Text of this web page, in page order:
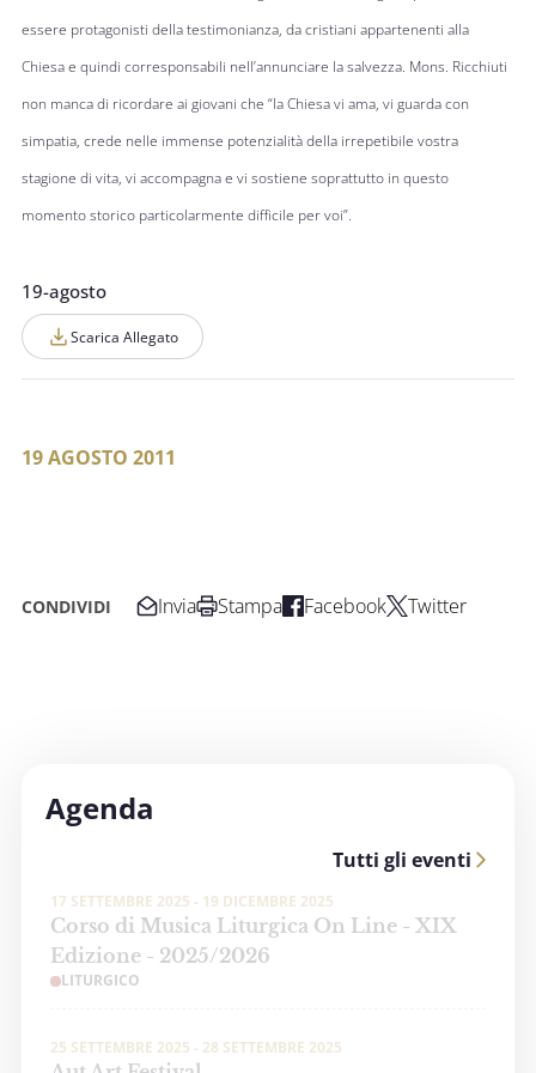
essere protagonisti della testimonianza, da cristiani appartenenti alla
Chiesa e quindi corresponsabili nell’annunciare la salvezza. Mons. Ricchiuti
non manca di ricordare ai giovani che “la Chiesa vi ama, vi guarda con
simpatia, crede nelle immense potenzialità della irrepetibile vostra
stagione di vita, vi accompagna e vi sostiene soprattutto in questo
momento storico particolarmente difficile per voi”.
19-agosto
Scarica Allegato
19 AGOSTO 2011
CONDIVIDI Invia Stampa Facebook Twitter
Agenda
Tutti gli eventi
17 SETTEMBRE 2025 - 19 DICEMBRE 2025
Corso di Musica Liturgica On Line - XIX
Edizione - 2025/2026
LITURGICO
25 SETTEMBRE 2025 - 28 SETTEMBRE 2025